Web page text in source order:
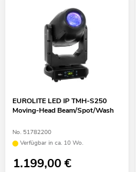
EUROLITE LED IP TMH-S250
Moving-Head Beam/Spot/Wash
No. 51782200
Verfügbar in ca. 10 Wo.
1.199,00€